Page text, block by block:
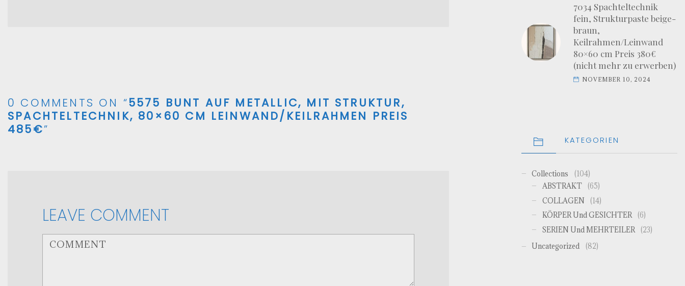
0 COMMENTS ON “5575 BUNT AUF METALLIC, MIT STRUKTUR,
SPACHTELTECHNIK, 80×60 CM LEINWAND/KEILRAHMEN PREIS
485€”
LEAVE COMMENT
<b>Comment</b> ( * )
7034 Spachteltechnik
fein, Strukturpaste beige-
braun,
Keilrahmen/Leinwand
80×60 cm Preis 380€
(nicht mehr zu erwerben)
NOVEMBER 10, 2024
KATEGORIEN
Collections
(104)
ABSTRAKT
(65)
COLLAGEN
(14)
KÖRPER Und GESICHTER
(6)
SERIEN Und MEHRTEILER
(23)
Uncategorized
(82)